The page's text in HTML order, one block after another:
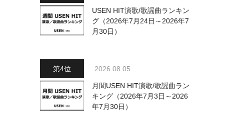
USEN HIT演歌/歌謡曲ランキン
グ（2026年7月24日～2026年7
月30日）
2026.08.05
月間USEN HIT演歌/歌謡曲ラン
キング（2026年7月3日～2026
年7月30日）